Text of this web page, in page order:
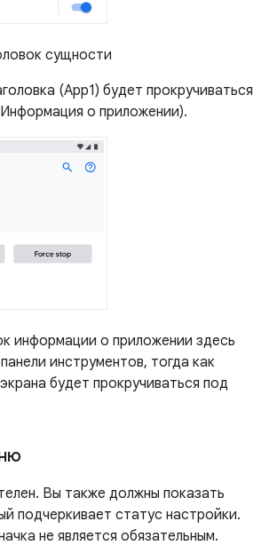
сущности
(App1) будет прокручиваться
о приложении).
информации о приложении здесь
инструментов, тогда как
будет прокручиваться под
Вы также должны показать
подчеркивает статус настройки.
не является обязательным.